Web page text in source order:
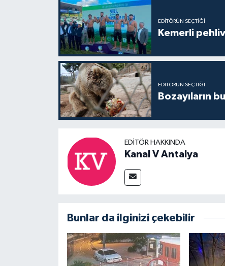
EDITÖRÜN SEÇTIĞI
Kemerli
EDITÖRÜN SEÇTIĞI
Bozayıların
EDITÖR HAKKINDA
Kanal V Antalya
Bunlar da ilginizi çekebilir